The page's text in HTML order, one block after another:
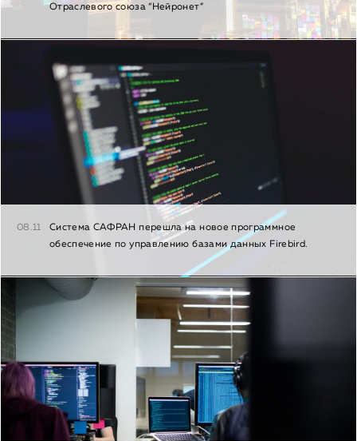
Отраслевого союза “Нейронет”
08.11
Система САФРАН перешла на новое программное
обеспечение по управлению базами данных Firebird.